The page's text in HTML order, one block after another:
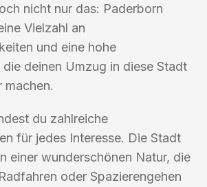
nicht nur das: Paderborn
Vielzahl an
und eine hohe
deinen Umzug in diese Stadt
machen.
du zahlreiche
für jedes Interesse. Die Stadt
einer wunderschönen Natur, die
oder Spazierengehen